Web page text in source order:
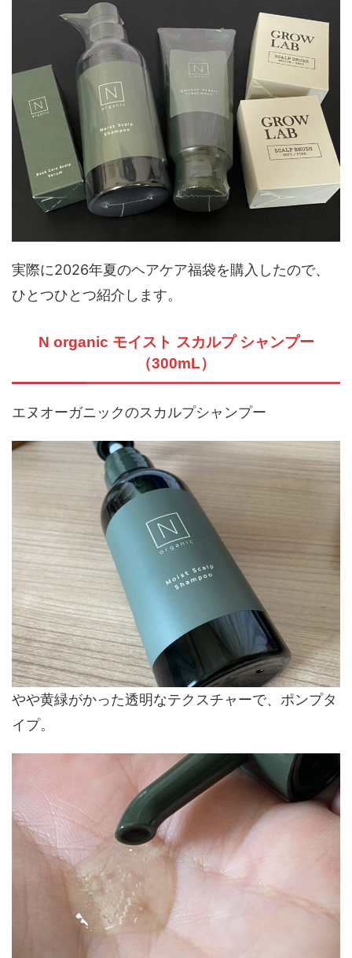
エヌオーガニック福袋中身ネタバレ
【ヘアケア福袋】
実際に2026年夏のヘアケア福袋を購入したので、
N organic モイスト スカルプ シャンプー
（300mL）
エヌオーガニックのスカルプシャンプー
やや黄緑がかった透明なテクスチャーで、ポンプタ
イプ。